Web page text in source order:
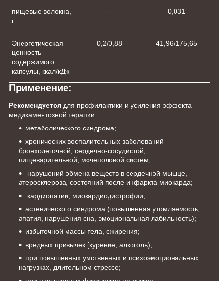
пищевые волокна,
г
- 0,031
Энергетическая
ценность
содержимого
капсулы, ккал/кДж
0,2/0,88 41,96/175,65
Применение:
Рекомендуется для профилактики и усиления эффекта
медикаментозной терапии:
метаболического синдрома;
хронических воспалительных заболеваний
бронхолегочной, сердечно-сосудистой,
пищеварительной, мочеполовой систем;
нарушений обмена веществ в сердечной мышце,
атеросклероза, состояний после инфаркта миокарда;
кардиопатии, миокардиодистрофии;
астенического синдрома (повышенная утомляемость,
апатия, нарушения сна, эмоциональная лабильность);
избыточной массы тела, ожирения;
вредных привычек (курение, алкоголь);
при повышенных умственных и психоэмоциональных
нагрузках, длительном стрессе;